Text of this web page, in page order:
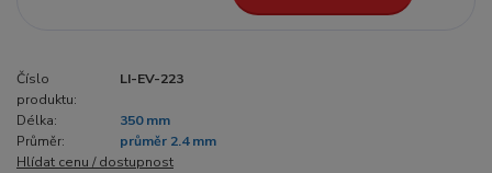
Číslo
produktu:
LI-EV-223
Délka:
350 mm
Průměr:
průměr 2.4 mm
Hlídat cenu / dostupnost